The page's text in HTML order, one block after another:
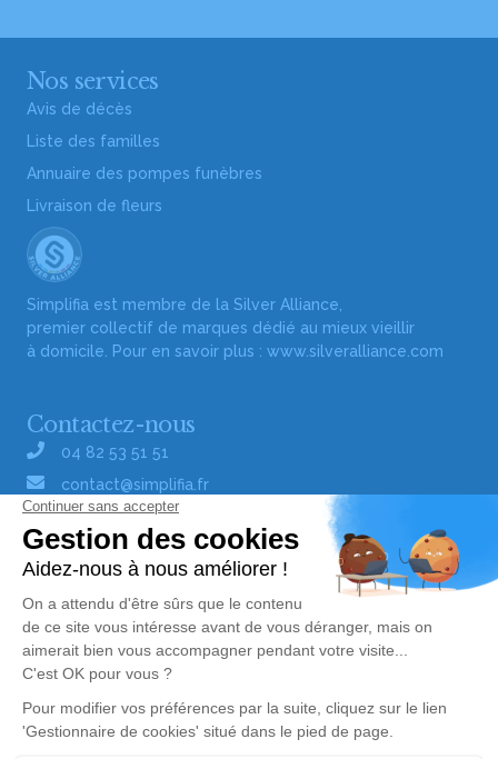
Nos services
Avis de décès
Liste des familles
Annuaire des pompes funèbres
Livraison de fleurs
Simplifia est membre de la Silver Alliance,
premier collectif de marques dédié au mieux vieillir
à domicile. Pour en savoir plus : www.silveralliance.com
Contactez-nous
04 82 53 51 51
contact@simplifia.fr
Réseaux sociaux
Liens utiles
Publier un avis de décès
Signaler un abus/une erreur